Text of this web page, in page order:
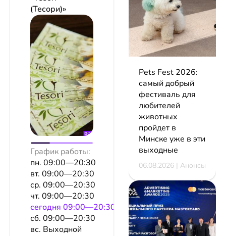
(Тесори)»
График работы:
пн. 09:00—20:30
вт. 09:00—20:30
ср. 09:00—20:30
чт. 09:00—20:30
сeгодня 09:00—20:30
сб. 09:00—20:30
вс. Выходной
Pets Fest 2026:
самый добрый
фестиваль для
любителей
животных
пройдет в
Минске уже в эти
выходные
06.08.2026 | Анонсы